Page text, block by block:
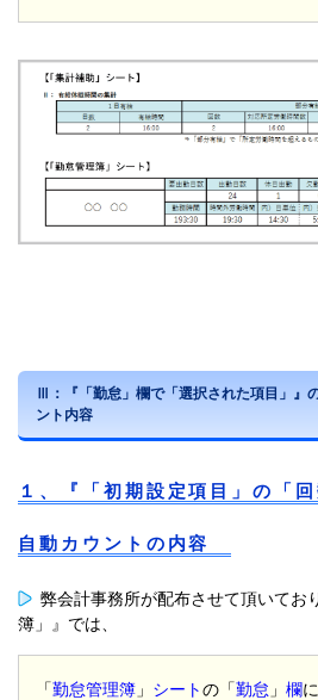
Ⅲ：『「勤怠」欄で「選択された項目」』
ント内容
１、『「初期設定項目」の「
自動カウントの内容
弊会計事務所が配布させて頂いてお
簿」』では、
「勤怠管理簿 」 シートの「勤怠 」欄